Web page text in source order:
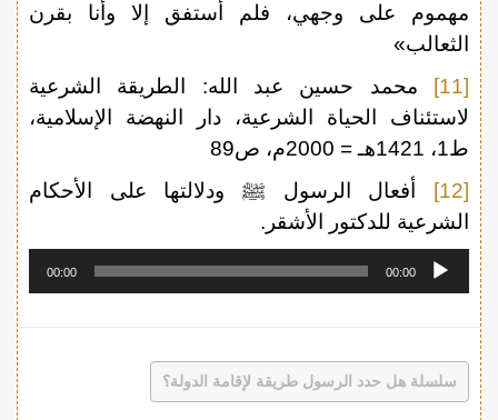
مهموم على وجهي، فلم أستفق إلا وأنا بقرن
الثعالب»
[11]
محمد حسين عبد الله: الطريقة الشرعية
لاستئناف الحياة الشرعية، دار النهضة الإسلامية،
ط1، 1421هـ = 2000م، ص89
[12]
أفعال الرسول ﷺ ودلالتها على الأحكام
الشرعية للدكتور الأشقر.
مشغل
00:00
00:00
سلسلة هل حدد الرسول طريقة لإقامة الدولة؟